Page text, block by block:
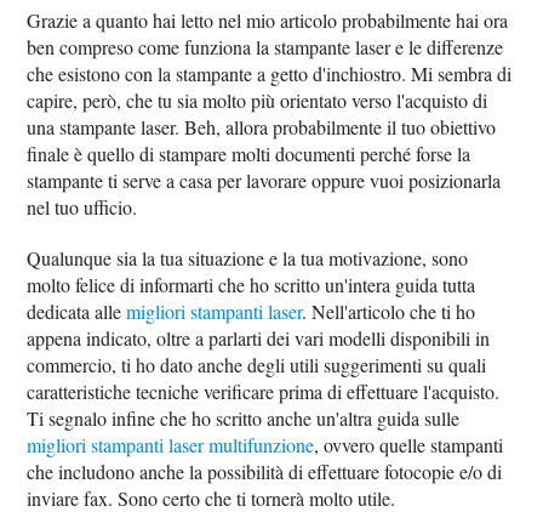
Grazie a quanto hai letto nel mio articolo probabilmente hai ora
ben compreso come funziona la stampante laser e le differenze
che esistono con la stampante a getto d'inchiostro. Mi sembra di
capire, però, che tu sia molto più orientato verso l'acquisto di
una stampante laser. Beh, allora probabilmente il tuo obiettivo
finale è quello di stampare molti documenti perché forse la
stampante ti serve a casa per lavorare oppure vuoi posizionarla
nel tuo ufficio.
Qualunque sia la tua situazione e la tua motivazione, sono
molto felice di informarti che ho scritto un'intera guida tutta
dedicata allemigliori stampanti laser. Nell'articolo che ti ho
appena indicato, oltre a parlarti dei vari modelli disponibili in
commercio, ti ho dato anche degli utili suggerimenti su quali
caratteristiche tecniche verificare prima di effettuare l'acquisto.
Ti segnalo infine che ho scritto anche un'altra guida sulle
migliori stampanti laser multifunzione, ovvero quelle stampanti
che includono anche la possibilità di effettuare fotocopie e/o di
inviare fax. Sono certo che ti tornerà molto utile.